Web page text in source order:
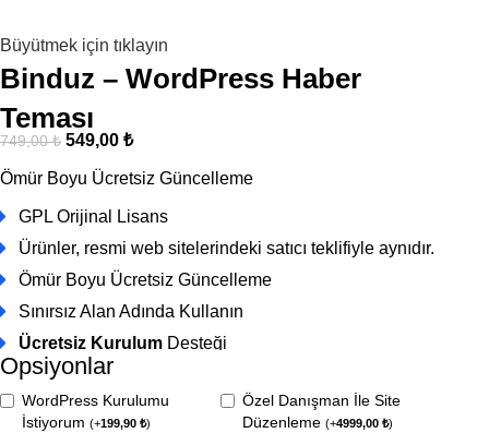
Büyütmek için tıklayın
Binduz – WordPress Haber
Teması
749,00₺ 549,00₺
Ömür Boyu Ücretsiz Güncelleme
GPL Orijinal Lisans
Ürünler, resmi web sitelerindeki satıcı teklifiyle aynıdır.
Ömür Boyu Ücretsiz Güncelleme
Sınırsız Alan Adında Kullanın
Ücretsiz Kurulum Desteği
Opsiyonlar
WordPress Kurulumu
İstiyorum(+199,90₺)
Özel Danışman İle Site
Düzenleme(+4999,00₺)